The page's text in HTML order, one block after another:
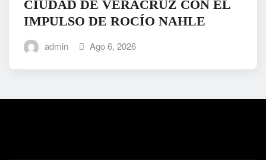
CIUDAD DE VERACRUZ CON EL
IMPULSO DE ROCÍO NAHLE
admin Ago 6, 2026